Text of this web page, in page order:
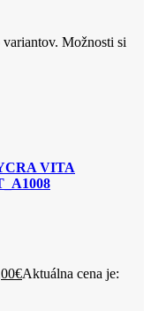
Možnosti si
VITA
€Aktuálna cena je: